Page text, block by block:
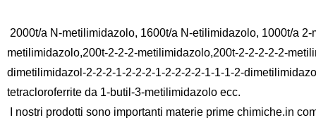
2000t/a N-metilimidazolo, 1600t/a N-etilimidazolo, 1000t/a
metilimidazolo,200t-2-2-2-metilimidazolo,200t-2-2-2-2-2-
dimetilimidazol-2-2-2-1-2-2-2-1-2-2-2-2-1-1-1-2-
tetracloroferrite da 1-butil-3-metilimidazolo ecc.
I nostri prodotti sono importanti materie prime chimiche.in